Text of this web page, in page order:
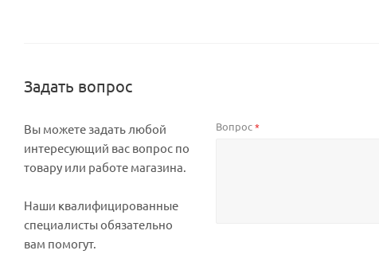
Задать вопрос
Вы можете задать любой
интересующий вас вопрос по
товару или работе магазина.
Наши квалифицированные
специалисты обязательно
вам помогут.
Вопрос*